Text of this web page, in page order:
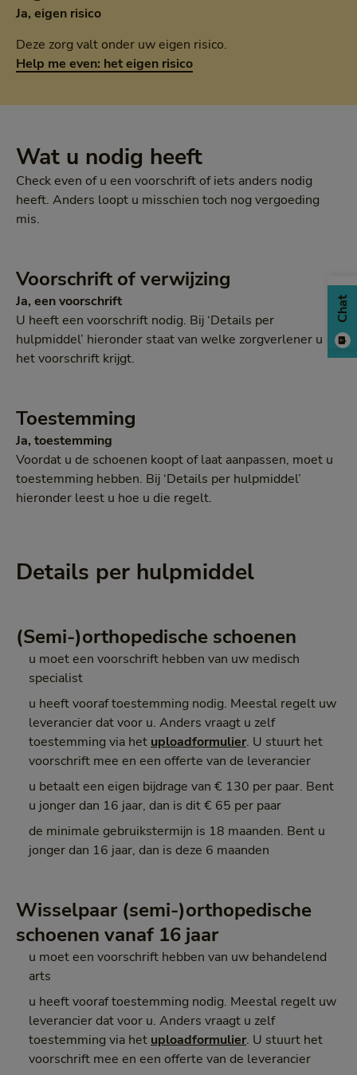
Ja, eigen risico
Deze zorg valt onder uw eigen risico.
Help me even: het eigen risico
Wat u nodig heeft
Check even of u een voorschrift of iets anders nodig
heeft. Anders loopt u misschien toch nog vergoeding
mis.
Voorschrift of verwijzing
Ja, een voorschrift
U heeft een voorschrift nodig. Bij ‘Details per
hulpmiddel’ hieronder staat van welke zorgverlener u
het voorschrift krijgt.
Toestemming
Ja, toestemming
Voordat u de schoenen koopt of laat aanpassen, moet u
toestemming hebben. Bij ‘Details per hulpmiddel’
hieronder leest u hoe u die regelt.
Details per hulpmiddel
(Semi-)orthopedische schoenen
u moet een voorschrift hebben van uw medisch
specialist
u heeft vooraf toestemming nodig. Meestal regelt uw
leverancier dat voor u. Anders vraagt u zelf
toestemming via het uploadformulier. U stuurt het
voorschrift mee en een offerte van de leverancier
u betaalt een eigen bijdrage van € 130 per paar. Bent
u jonger dan 16 jaar, dan is dit € 65 per paar
de minimale gebruikstermijn is 18 maanden. Bent u
jonger dan 16 jaar, dan is deze 6 maanden
Wisselpaar (semi-)orthopedische
schoenen vanaf 16 jaar
u moet een voorschrift hebben van uw behandelend
arts
u heeft vooraf toestemming nodig. Meestal regelt uw
leverancier dat voor u. Anders vraagt u zelf
toestemming via het uploadformulier. U stuurt het
voorschrift mee en een offerte van de leverancier
Chat